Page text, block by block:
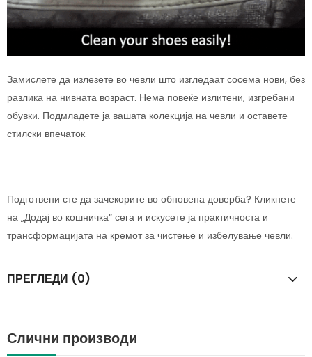
Замислете да излезете во чевли што изгледаат сосема нови, без
разлика на нивната возраст. Нема повеќе излитени, изгребани
обувки. Подмладете ја вашата колекција на чевли и оставете
стилски впечаток.
Подготвени сте да зачекорите во обновена доверба? Кликнете
на „Додај во кошничка“ сега и искусете ја практичноста и
трансформацијата на кремот за чистење и избелување чевли.
ПРЕГЛЕДИ (0)
Слични производи